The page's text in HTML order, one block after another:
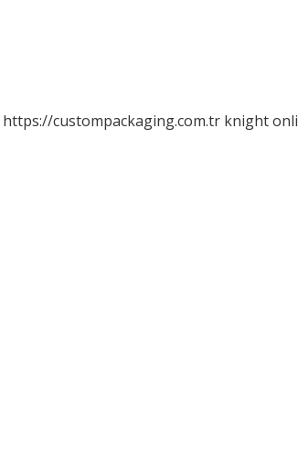
https://custompackaging.com.tr knight